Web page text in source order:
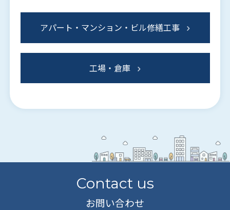
アパート・マンション・ビル修繕工事
工場・倉庫
Contact us
お問い合わせ